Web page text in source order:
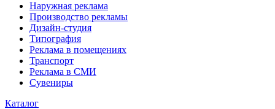
Наружная реклама
Производство рекламы
Дизайн-студия
Типография
Реклама в помещениях
Транспорт
Реклама в СМИ
Сувениры
Каталог